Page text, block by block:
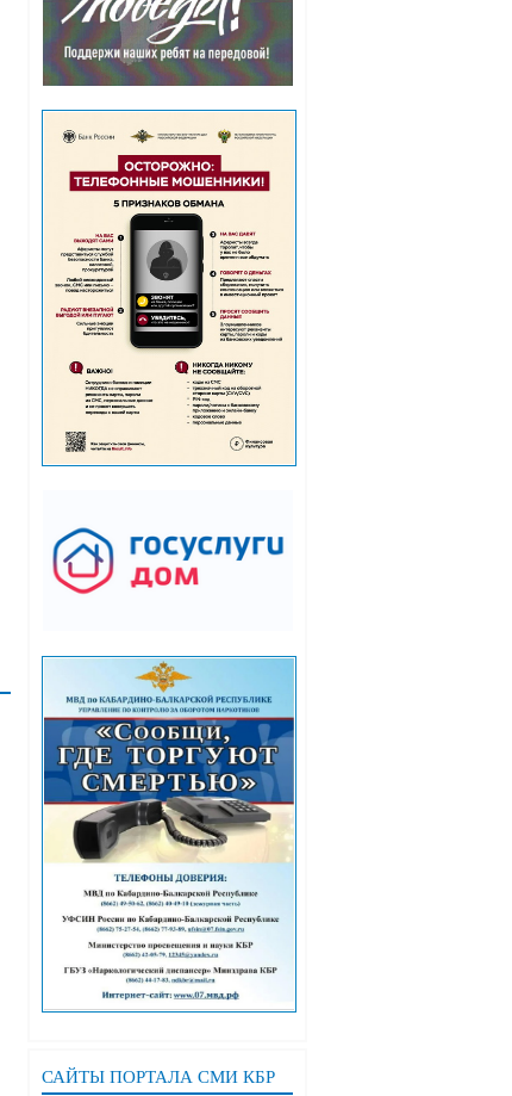
САЙТЫ ПОРТАЛА СМИ КБР